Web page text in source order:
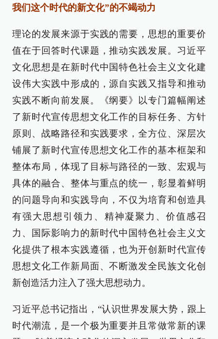
我们这个时代的新文化”的不竭动力
理论的发展来源于实践的需要，思想的重要价
值在于回答时代课题，推动实践发展。习近平
文化思想是在新时代中国特色社会主义文化建
设伟大实践中形成的，源自实践又指导和推动
实践不断向前发展。《纲要》以专门篇幅阐述
了新时代宣传思想文化工作的目标任务、方针
原则、战略路径和实践要求，全方位、深层次
铺展了新时代宣传思想文化工作的基本框架和
整体布局，体现了目标与路径的一致、宏观与
具体的融合、整体与重点的统一，彰显着鲜明
的问题导向和实践导向，不仅为培育和创造具
有强大思想引领力、精神凝聚力、价值感召
力、国际影响力的新时代中国特色社会主义文
化提供了根本实践遵循，也为开创新时代宣传
思想文化工作新局面、不断激发全民族文化创
新创造活力注入了强大思想动力。
习近平总书记指出，“认识世界发展大势，跟上
时代潮流，是一个极为重要并且常做常新的课